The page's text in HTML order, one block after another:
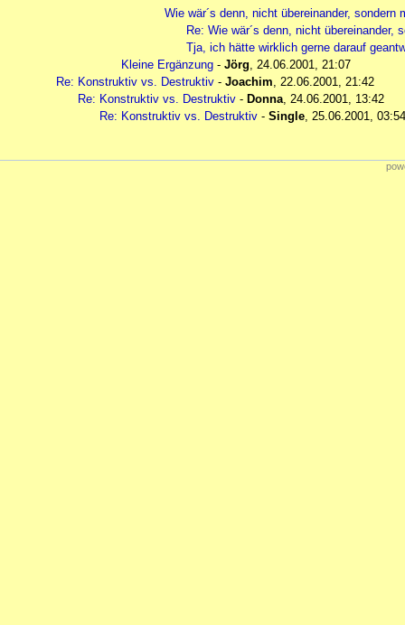
Wie wär´s denn, nicht übereinander, sondern
Re: Wie wär´s denn, nicht übereinander,
Tja, ich hätte wirklich gerne darauf
Kleine Ergänzung - Jörg
24.06.2001, 21:07
Re: Konstruktiv vs. Destruktiv - Joachim
22.06.2001, 21:42
Re: Konstruktiv vs. Destruktiv - Donna 24.06.2001, 13:42
Re: Konstruktiv vs. Destruktiv - Single 25.06.2001, 03:54